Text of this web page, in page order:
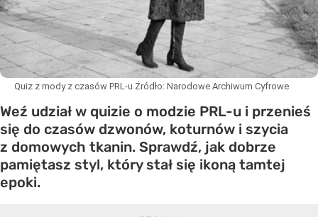
Quiz z mody z czasów PRL-u Źródło: Narodowe Archiwum Cyfrowe
Weź udział w quizie o modzie PRL-u i przenieś
się do czasów dzwonów, koturnów i szycia
z domowych tkanin. Sprawdź, jak dobrze
pamiętasz styl, który stał się ikoną tamtej
epoki.